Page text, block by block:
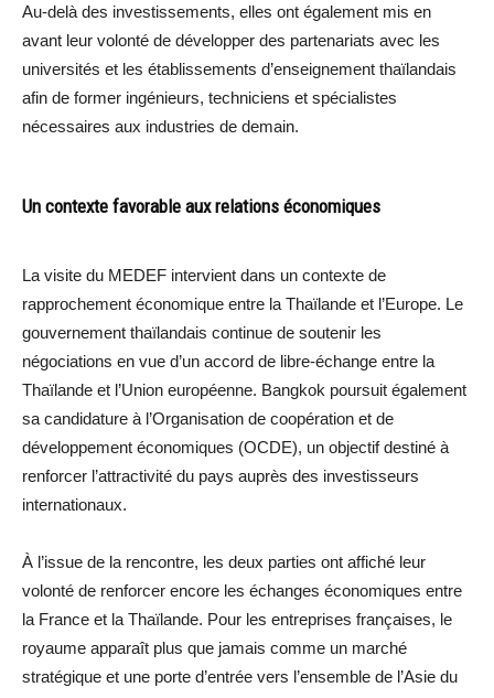
Au-delà des investissements, elles ont également mis en
avant leur volonté de développer des partenariats avec les
universités et les établissements d’enseignement thaïlandais
afin de former ingénieurs, techniciens et spécialistes
nécessaires aux industries de demain.
Un contexte favorable aux relations économiques
La visite du MEDEF intervient dans un contexte de
rapprochement économique entre la Thaïlande et l’Europe. Le
gouvernement thaïlandais continue de soutenir les
négociations en vue d’un accord de libre-échange entre la
Thaïlande et l’Union européenne. Bangkok poursuit également
sa candidature à l’Organisation de coopération et de
développement économiques (OCDE), un objectif destiné à
renforcer l’attractivité du pays auprès des investisseurs
internationaux.
À l’issue de la rencontre, les deux parties ont affiché leur
volonté de renforcer encore les échanges économiques entre
la France et la Thaïlande. Pour les entreprises françaises, le
royaume apparaît plus que jamais comme un marché
stratégique et une porte d’entrée vers l’ensemble de l’Asie du